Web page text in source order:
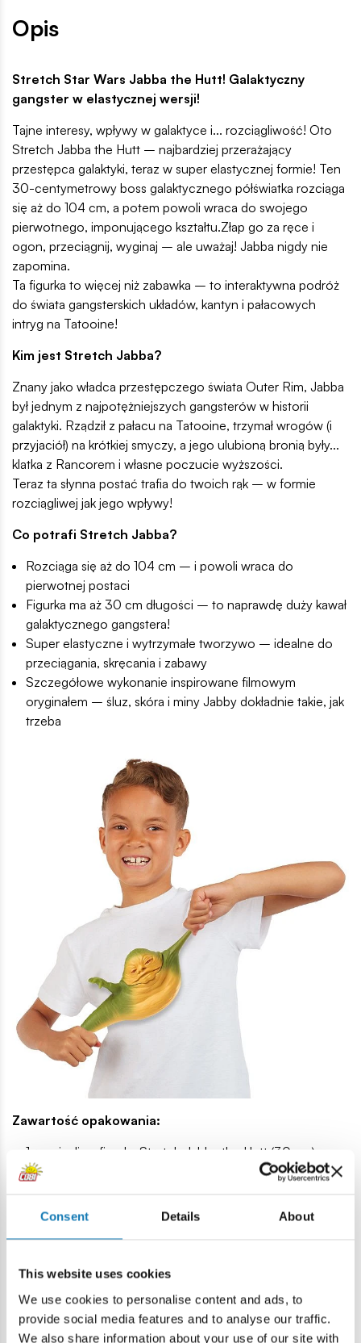
Consent Details About
This website uses cookies
We use cookies to personalise content and ads, to
provide social media features and to analyse our traffic.
We also share information about your use of our site with
Opis
Stretch Star Wars Jabba the Hutt! Galaktyczny
gangster w elastycznej wersji!
Tajne interesy, wpływy w galaktyce i... rozciągliwość! Oto
Stretch Jabba the Hutt – najbardziej przerażający
przestępca galaktyki, teraz w super elastycznej formie! Ten
30-centymetrowy boss galaktycznego półświatka rozciąga
się aż do 104 cm, a potem powoli wraca do swojego
pierwotnego, imponującego kształtu.Złap go za ręce i
ogon, przeciągnij, wyginaj – ale uważaj! Jabba nigdy nie
zapomina.
Ta figurka to więcej niż zabawka – to interaktywna podróż
do świata gangsterskich układów, kantyn i pałacowych
intryg na Tatooine!
Kim jest Stretch Jabba?
Znany jako władca przestępczego świata Outer Rim, Jabba
był jednym z najpotężniejszych gangsterów w historii
galaktyki. Rządził z pałacu na Tatooine, trzymał wrogów (i
przyjaciół) na krótkiej smyczy, a jego ulubioną bronią były...
klatka z Rancorem i własne poczucie wyższości.
Teraz ta słynna postać trafia do twoich rąk – w formie
rozciągliwej jak jego wpływy!
Co potrafi Stretch Jabba?
Rozciąga się aż do 104 cm – i powoli wraca do
pierwotnej postaci
Figurka ma aż 30 cm długości – to naprawdę duży kawał
galaktycznego gangstera!
Super elastyczne i wytrzymałe tworzywo – idealne do
przeciągania, skręcania i zabawy
Szczegółowe wykonanie inspirowane filmowym
oryginałem – śluz, skóra i miny Jabby dokładnie takie, jak
trzeba
Zawartość opakowania:
1 rozciągliwa figurka Stretch Jabba the Hutt (30 cm)
1 ulotka z instrukcją pielęgnacji i zasadami bezpiecznej
Rozciągnij elastycznego króla półświatka!
Jabba nie był tylko złoczyńcą – był gangsterską instytucją!
rozciągnąć zabawę do przestępczego maksimum.
Gangster z Tatooine, który nie znał litości – teraz rozciąga
się jak nigdy dotąd.
Uwaga: jeśli już masz go w garści... lepiej nie puszczaj!